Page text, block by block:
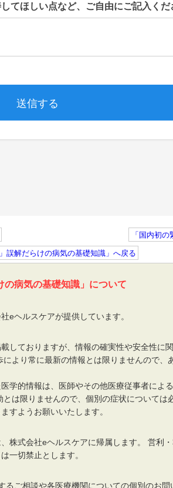
「国内初
誤解だらけの病気の基礎知識」へ戻る
の病気の基礎知識」について
eヘルスケアが提供しています。
しておりますが、情報の確実性や安全性に
より常に最新の情報とは限りませんので、
学的情報は、医師やその他医療従事者によ
は限りませんので、個別の症状については
すようお願いいたします。
株式会社eヘルスケアに帰属します。 営利・
一切禁止とします。
るご相談や各医療機関についての個別のお